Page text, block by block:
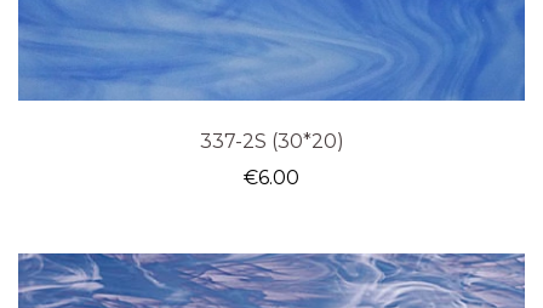
337-2S (30*20)
€6.00